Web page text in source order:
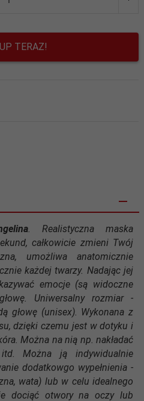
TERAZ!
. Realistyczna maska
całkowicie zmieni Twój
umożliwa anatomicznie
każdej twarzy. Nadając jej
emocje (są widoczne
Uniwersalny rozmiar -
głowę (unisex). Wykonana z
dzięki czemu jest w dotyku i
Można na nią np. nakładać
Można ją indywidualnie
dodatkowgo wypełnienia -
wata) lub w celu idealnego
dociąć otwory na oczy lub